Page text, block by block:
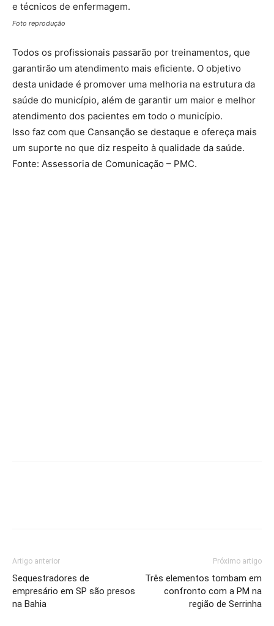
e técnicos de enfermagem.
Foto reprodução
Todos os profissionais passarão por treinamentos, que
garantirão um atendimento mais eficiente. O objetivo
desta unidade é promover uma melhoria na estrutura da
saúde do município, além de garantir um maior e melhor
atendimento dos pacientes em todo o município.
Isso faz com que Cansanção se destaque e ofereça mais
um suporte no que diz respeito à qualidade da saúde.
Fonte: Assessoria de Comunicação – PMC.
Artigo anterior
Sequestradores de
empresário em SP são presos
na Bahia
Próximo artigo
Três elementos tombam em
confronto com a PM na
região de Serrinha